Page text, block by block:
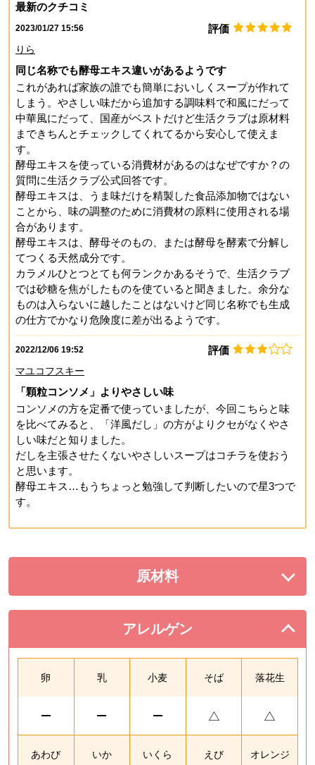
最新のクチコミ
2023/01/27 15:56 評価
りら
同じ名称でも酵母エキス違いがあるようです
これがあれば家族の誰でも簡単においしくスープが作れて
しまう。やさしい味だから追加する調味料で和風にだって
中華風にだって、国産がベストだけど生活クラブは原材料
まできちんとチェックしてくれてるから安心して使えま
す。
酵母エキスを使っている消費材があるのはなぜですか？の
質問に生活クラブ公式回答です。
酵母エキスは、うま味だけを精製した食品添加物ではない
ことから、味の調整のために消費材の原料に使用される場
合があります。
酵母エキスは、酵母そのもの、または酵母を酵素で分解し
てつくる天然成分です。
カラメルひとつとても何ランクかあるそうで、生活クラブ
では砂糖を焦がしたものを使ていると聞きました。余分な
ものは入らないに越したことはないけど同じ名称でも生成
の仕方でかなり危険度に差が出るようです。
2022/12/06 19:52 評価
マユコフスキー
「顆粒コンソメ」よりやさしい味
コンソメの方を定番で使っていましたが、今回こちらと味
を比べてみると、「洋風だし」の方がよりクセがなくやさ
しい味だと知りました。
だしを主張させたくないやさしいスープはコチラを使おう
と思います。
酵母エキス…もうちょっと勉強して判断したいので星3つで
す。
原材料を展開する。
アレルゲン
を閉じる。
卵 乳 小麦 そば 落花生
あわび いか いくら えび オレンジ